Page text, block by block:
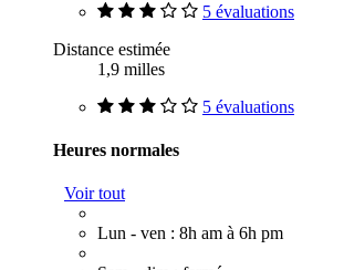
5 évaluations
Distance estimée
1,9 milles
5 évaluations
Heures normales
Voir tout
Lun - ven : 8h am à 6h pm